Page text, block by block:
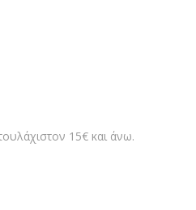
15€ και άνω.